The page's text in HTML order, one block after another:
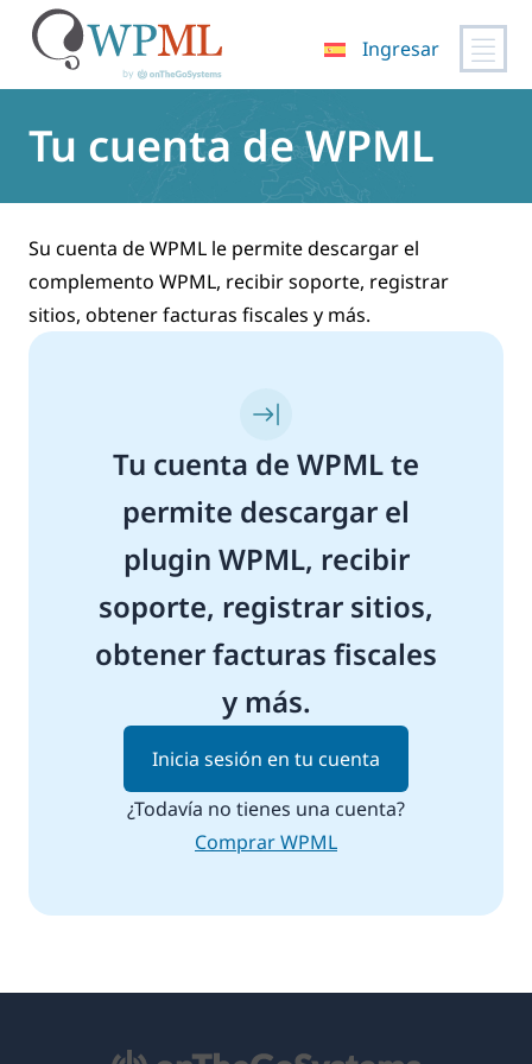
contenido
Ingresar
Tu cuenta de WPML
Su cuenta de WPML le permite descargar el
complemento WPML, recibir soporte, registrar
sitios, obtener facturas fiscales y más.
Tu cuenta de WPML te
permite descargar el
plugin WPML, recibir
soporte, registrar sitios,
obtener facturas fiscales
y más.
Inicia sesión en tu cuenta
¿Todavía no tienes una cuenta?
Comprar WPML